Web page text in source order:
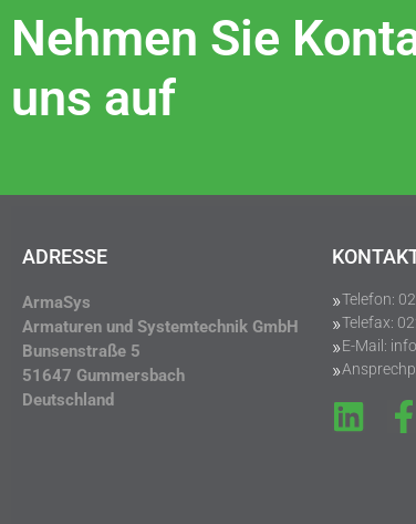
Nehmen Sie
uns auf
ADRESSE
ArmaSys
Armaturen und Systemtechnik GmbH
Bunsenstraße 5
51647 Gummersbach
Deutschland
Telefon:
Telefax:
E-Mail: